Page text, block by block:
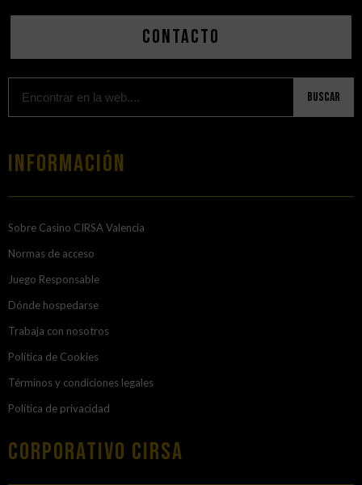
Contacto
Buscar
Información
Sobre Casino CIRSA Valencia
Normas de acceso
Juego Responsable
Dónde hospedarse
Trabaja con nosotros
Política de Cookies
Términos y condiciones legales
Política de privacidad
Corporativo Cirsa